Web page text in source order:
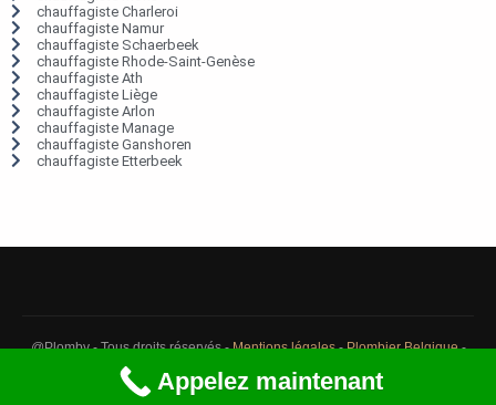
chauffagiste Charleroi
chauffagiste Namur
chauffagiste Schaerbeek
chauffagiste Rhode-Saint-Genèse
chauffagiste Ath
chauffagiste Liège
chauffagiste Arlon
chauffagiste Manage
chauffagiste Ganshoren
chauffagiste Etterbeek
@Plomby - Tous droits réservés -Mentions légales-Plombier Belgique-
Débouchage Belgique
Appelez maintenant